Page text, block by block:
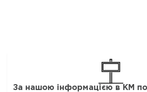
За нашою інформацією в КМ